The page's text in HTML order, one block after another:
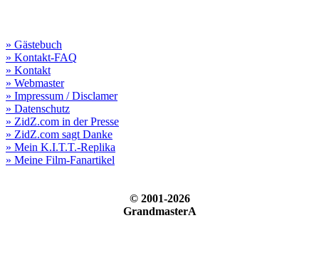
» Gästebuch
» Kontakt-FAQ
» Kontakt
» Webmaster
» Impressum / Disclamer
» Datenschutz
» ZidZ.com in der Presse
» ZidZ.com sagt Danke
» Mein K.I.T.T.-Replika
» Meine Film-Fanartikel
© 2001-2026
GrandmasterA